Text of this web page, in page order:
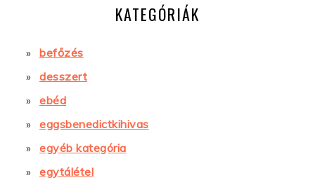
KATEGÓRIÁK
befőzés
desszert
ebéd
eggsbenedictkihivas
egyéb kategória
egytálétel